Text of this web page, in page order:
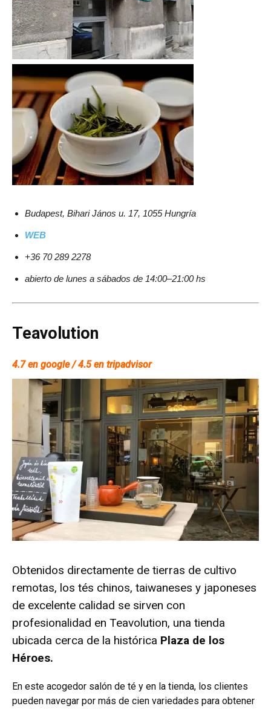
Budapest, Bihari János u. 17, 1055 Hungría
WEB
+36 70 289 2278
abierto de lunes a sábados de 14:00–21:00 hs
Teavolution
4.7 en google / 4.5 en tripadvisor
Obtenidos directamente de tierras de cultivo
remotas, los tés chinos, taiwaneses y japoneses
de excelente calidad se sirven con
profesionalidad en Teavolution, una tienda
ubicada cerca de la histórica Plaza de los
Héroes.
En este acogedor salón de té y en la tienda, los clientes
pueden navegar por más de cien variedades para obtener